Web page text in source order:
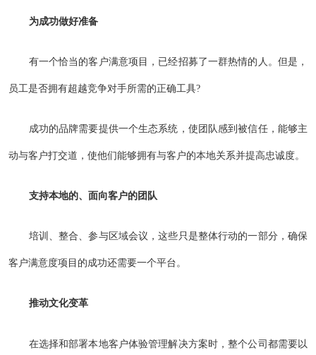
为成功做好准备
有一个恰当的客户满意项目，已经招募了一群热情的人。但是，
员工是否拥有超越竞争对手所需的正确工具?
成功的品牌需要提供一个生态系统，使团队感到被信任，能够主
动与客户打交道，使他们能够拥有与客户的本地关系并提高忠诚度。
支持本地的、面向客户的团队
培训、整合、参与区域会议，这些只是整体行动的一部分，确保
客户满意度项目的成功还需要一个平台。
推动文化变革
在选择和部署本地客户体验管理解决方案时，整个公司都需要以